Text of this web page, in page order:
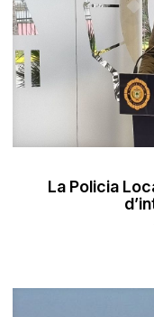
La Policia